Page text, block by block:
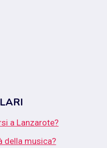
a Lanzarote?
della musica?